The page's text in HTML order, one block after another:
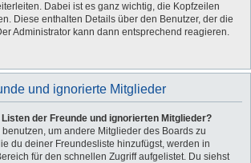
Dabei ist es ganz wichtig, die Kopfzeilen
Diese enthalten Details über den Benutzer, der die
Administrator kann dann entsprechend reagieren.
und ignorierte Mitglieder
der Freunde und ignorierten Mitglieder?
um andere Mitglieder des Boards zu
du deiner Freundesliste hinzufügst, werden in
für den schnellen Zugriff aufgelistet. Du siehst